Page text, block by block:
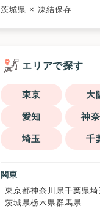
茨城県 × 凍結保存
エリアで探す
東京 大
愛知 神奈
埼玉 千
関東
東京都神奈川県千葉県
茨城県栃木県群馬県